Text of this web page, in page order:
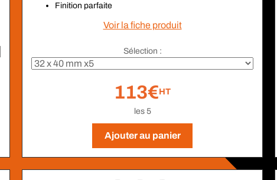
Finition parfaite
Voir la fiche produit
Sélection :
113€HT
les 5
Ajouter au panier